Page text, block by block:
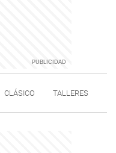
CLÁSICO TALLERES